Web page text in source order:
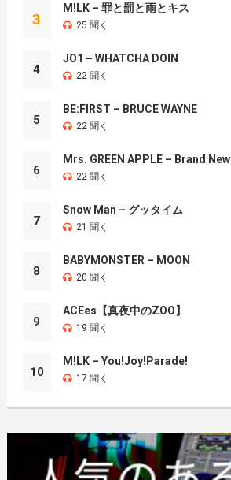
3
M!LK – 罪と罰と雨とキス
25 聞く
4
JO1 – WHATCHA DOIN
22 聞く
5
BE:FIRST – BRUCE WAYNE
22 聞く
6
Mrs. GREEN APPLE – Brand New
22 聞く
7
Snow Man – グッタイム
21 聞く
8
BABYMONSTER – MOON
20 聞く
9
ACEes【真夜中のZOO】
19 聞く
10
M!LK – You!Joy!Parade!
17 聞く